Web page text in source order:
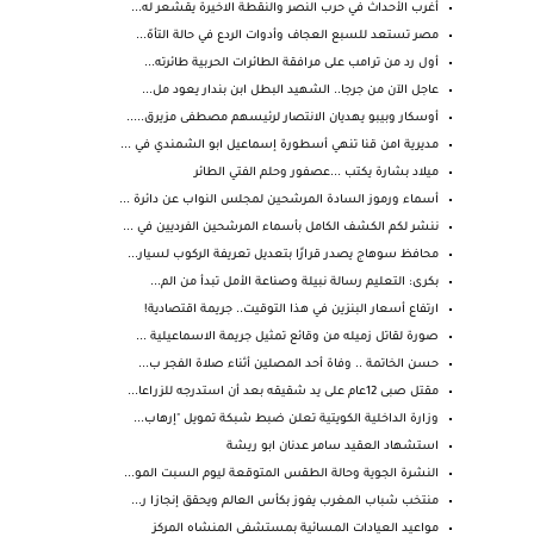
أغرب الأحداث في حرب النصر والنقطة الاخيرة يقشعر له...
مصر تستعد للسبع العجاف وأدوات الردع في حالة التأهّ...
أول رد من ترامب على مرافقة الطائرات الحربية طائرته...
عاجل الآن من جرجا.. الشهيد البطل ابن بندار يعود مل...
أوسكار وبيبو يهديان الانتصار لرئيسهم مصطفى مزيرق.....
مديرية امن قنا تنهي أسطورة إسماعيل ابو الشمندي في ...
ميلاد بشارة يكتب ...عصفور وحلم الفتي الطائر
أسماء ورموز السادة المرشحين لمجلس النواب عن دائرة ...
ننشر لكم الكشف الكامل بأسماء المرشحين الفرديين في ...
محافظ سوهاج يصدر قرارًا بتعديل تعريفة الركوب لسيار...
بكرى: التعليم رسالة نبيلة وصناعة الأمل تبدأ من الم...
ارتفاع أسعار البنزين في هذا التوقيت.. جريمة اقتصادية!
صورة لقاتل زميله من وقائع تمثيل جريمة الاسماعيلية ...
حسن الخاتمة .. وفاة أحد المصلين أثناء صلاة الفجر ب...
مقتل صبى 12عام على يد شقيقه بعد أن استدرجه للزراعا...
وزارة الداخلية الكويتية تعلن ضبط شبكة تمويل "إرهاب...
استشهاد العقيد سامر عدنان ابو ريشة
النشرة الجوية وحالة الطقس المتوقعة ليوم السبت المو...
منتخب شباب المغرب يفوز بكأس العالم ويحقق إنجازا ر...
مواعيد العيادات المسائية بمستشفى المنشاه المركز